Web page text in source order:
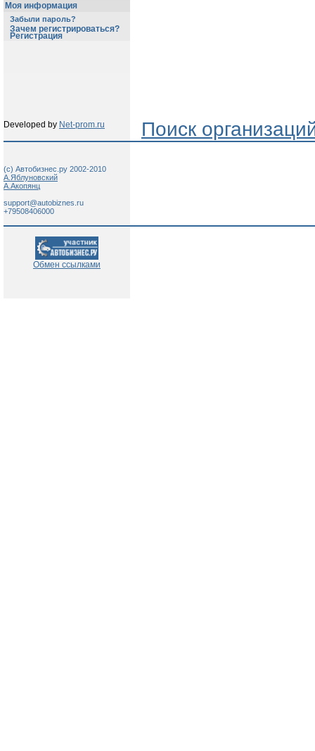
Моя информация
Забыли пароль?
Зачем регистрироваться?
Регистрация
Developed by Net-prom.ru Поиск
(c) Автобизнес.ру 2002-2010
А.Яблуновский
А.Акопянц
support@autobiznes.ru
+79508406000
Обмен ссылками